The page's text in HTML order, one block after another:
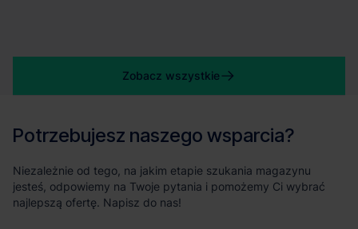
Zobacz wszystkie
Potrzebujesz naszego wsparcia?
Niezależnie od tego, na jakim etapie szukania magazynu
jesteś, odpowiemy na Twoje pytania i pomożemy Ci wybrać
najlepszą ofertę. Napisz do nas!